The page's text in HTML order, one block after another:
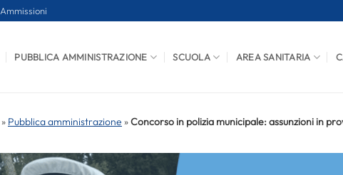
Ammissioni
PUBBLICA AMMINISTRAZIONE SCUOLA AREA SANITARIA
» Pubblica amministrazione »Concorso in polizia municipale: assunzioni in